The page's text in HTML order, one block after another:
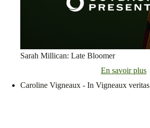
Sarah Millican: Late Bloomer
En savoir plus
Caroline Vigneaux - In Vigneaux veritas